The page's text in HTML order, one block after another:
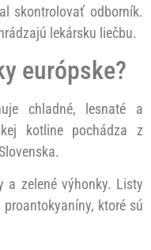
skontrolovať odborník.
lekársku liečbu.
európske?
chladné, lesnaté a
kotline pochádza z
a zelené výhonky. Listy
ktoré sú